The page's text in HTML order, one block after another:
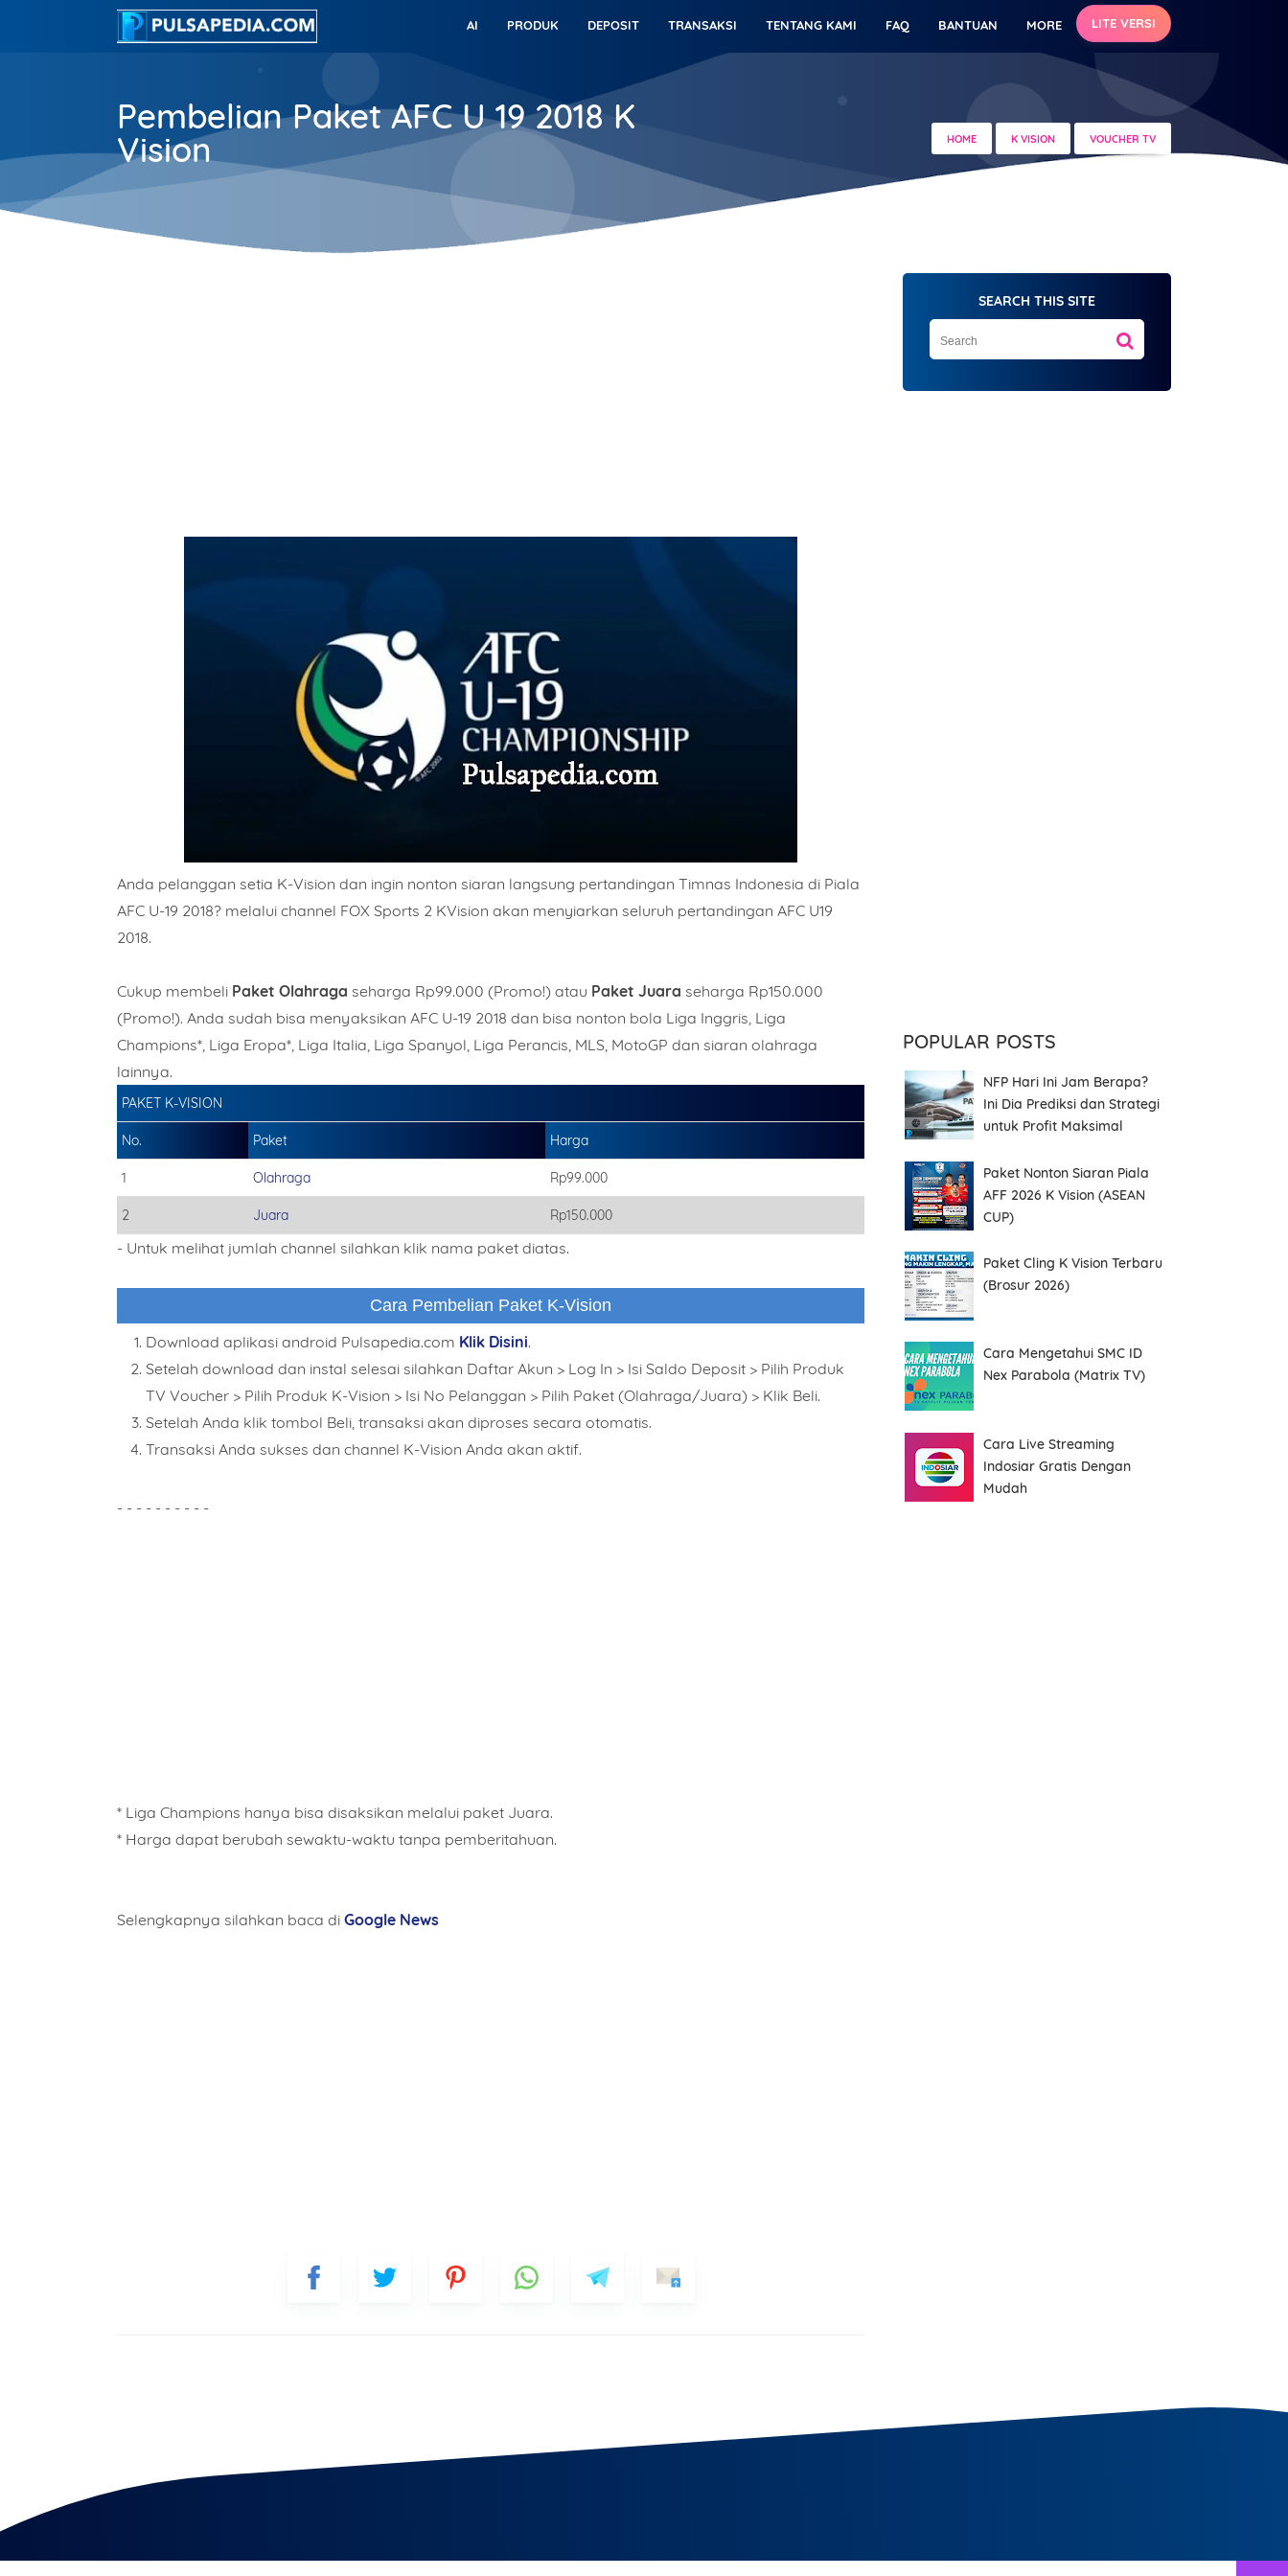
LITE VERSI
AI PRODUK DEPOSIT TRANSAKSI TENTANG KAMI FAQ BANTUAN MORE
Pembelian Paket AFC U 19 2018 K
Vision HOME K VISION VOUCHER TV
Anda pelanggan setia K-Vision dan ingin nonton siaran langsung pertandingan Timnas Indonesia di Piala
AFC U-19 2018? melalui channel FOX Sports 2 KVision akan menyiarkan seluruh pertandingan AFC U19
2018.
Cukup membeli Paket Olahraga seharga Rp99.000 (Promo!) atau Paket Juara seharga Rp150.000
(Promo!). Anda sudah bisa menyaksikan AFC U-19 2018 dan bisa nonton bola Liga Inggris, Liga
Champions*, Liga Eropa*, Liga Italia, Liga Spanyol, Liga Perancis, MLS, MotoGP dan siaran olahraga
lainnya.
PAKET K-VISION
No. Paket Harga
1 Olahraga Rp99.000
2 Juara Rp150.000
- Untuk melihat jumlah channel silahkan klik nama paket diatas.
Cara Pembelian Paket K-Vision
Download aplikasi android Pulsapedia.com Klik Disini.
Setelah download dan instal selesai silahkan Daftar Akun > Log In > Isi Saldo Deposit > Pilih Produk
TV Voucher > Pilih Produk K-Vision > Isi No Pelanggan > Pilih Paket (Olahraga/Juara) > Klik Beli.
Setelah Anda klik tombol Beli, transaksi akan diproses secara otomatis.
Transaksi Anda sukses dan channel K-Vision Anda akan aktif.
- - - - - - - - - -
* Liga Champions hanya bisa disaksikan melalui paket Juara.
* Harga dapat berubah sewaktu-waktu tanpa pemberitahuan.
Selengkapnya silahkan baca di Google News
SEARCH THIS SITE
POPULAR POSTS
NFP Hari Ini Jam Berapa?
Ini Dia Prediksi dan Strategi
untuk Profit Maksimal
Paket Nonton Siaran Piala
AFF 2026 K Vision (ASEAN
CUP)
Paket Cling K Vision Terbaru
(Brosur 2026)
Cara Mengetahui SMC ID
Nex Parabola (Matrix TV)
Cara Live Streaming
Indosiar Gratis Dengan
Mudah
Comment